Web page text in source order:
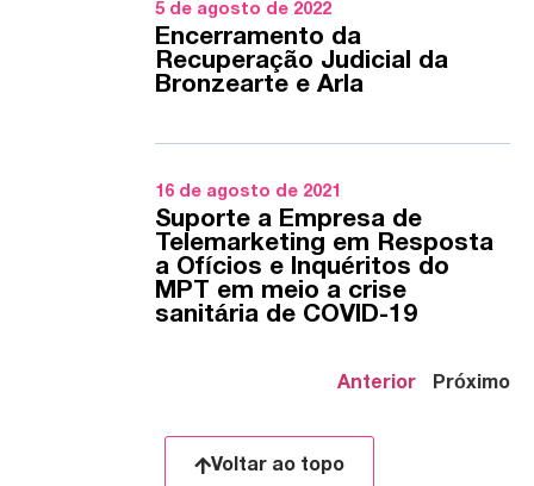
5 de agosto de 2022
Encerramento da
Recuperação Judicial da
Bronzearte e Arla
16 de agosto de 2021
Suporte a Empresa de
Telemarketing em Resposta
a Ofícios e Inquéritos do
MPT em meio a crise
sanitária de COVID-19
Anterior Próximo
Voltar ao topo